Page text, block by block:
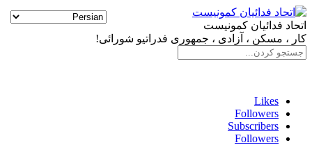
اتحاد فدائیان کمونیست
کار ، مسکن ، آزادی ، جمهوری فدراتیو شورائی!
Likes
Followers
Subscribers
Followers